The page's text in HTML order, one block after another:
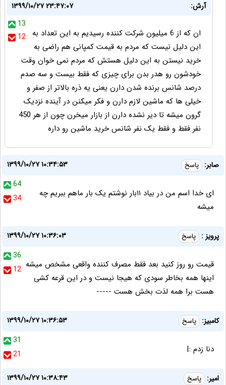
آرش:
۱۳۹۹/۱۰/۲۷ ۲۳:۴۷:۰۷
13
12 ان که از 6 میلیون شرکت کننده رسیدیم به این تعداد به
این دلیل نیست که مردم به قیمت کمپانی هم راضی به
خرید نیستن به این دلیل هستش که مردم نمی خوان وقت
خودشون رو هدر بدن برای چیزی که فقط بیست و سه صدم
درصد شانس برنده شدن دارن یعنی یه ذره بالاتر از صفر و
خیلی ها که ماشین لازم دارن و فکر میکنن در آینده نزدیک
گرون میشه تا دیر نشده دارن از بازار میخرن چون از هر 450
نفر فقط و فقط یک نفر شانس خرید ماشین رو داره
صابر: پاسخ
۱۳۹۹/۱۰/۲۷ ۱۰:۳۴:۵۳
64
34
ای خدا اسم من در بیاد ۱۱بار نوشتم یک بار ماهم ببریم چه
میشه
پرویز : پاسخ
۱۳۹۹/۱۰/۲۷ ۱۰:۳۶:۰۳
36
12 قیمت رو روز کنید بعد فقط مصرف کننده واقعی مشخص میشه
اینها همه بخاطر سودی که هیجا نیست و در این قرعه کشی
هست برا همه لذت بخش هست -----
کامبیز: پاسخ
۱۳۹۹/۱۰/۲۷ ۱۰:۳۶:۵۳
31
21
دنا زدم :|
امیر: پاسخ
۱۳۹۹/۱۰/۲۷ ۱۰:۳۸:۴۳